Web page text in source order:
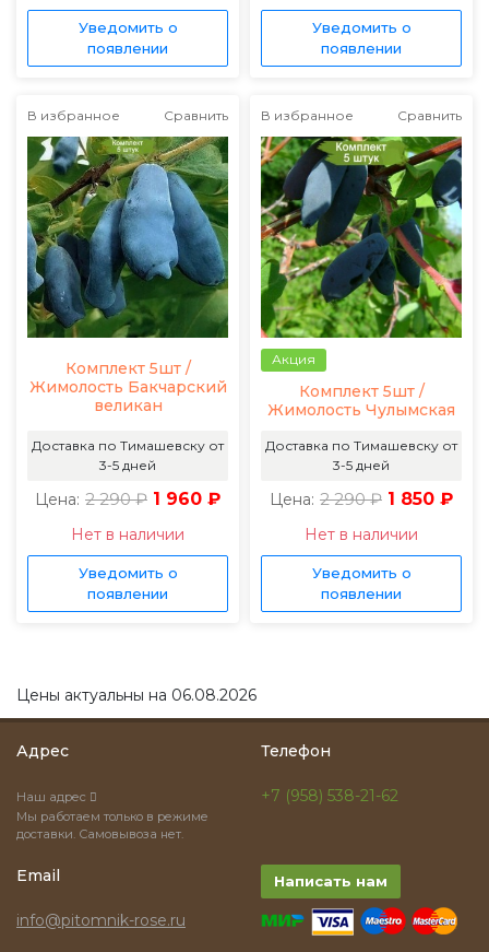
Уведомить о
появлении
Уведомить о
появлении
В избранное Сравнить
Комплект 5шт /
Жимолость Бакчарский
великан
Доставка по Тимашевску от
3-5 дней
Цена: 2 290 ₽ 1 960 ₽
Нет в наличии
Уведомить о
появлении
В избранное Сравнить
Акция
Комплект 5шт /
Жимолость Чулымская
Доставка по Тимашевску от
3-5 дней
Цена: 2 290 ₽ 1 850 ₽
Нет в наличии
Уведомить о
появлении
Цены актуальны на 06.08.2026
Адрес
Наш адрес
Мы работаем только в режиме
доставки. Самовывоза нет.
Телефон
+7 (958) 538-21-62
Email
info@pitomnik-rose.ru
Написать нам